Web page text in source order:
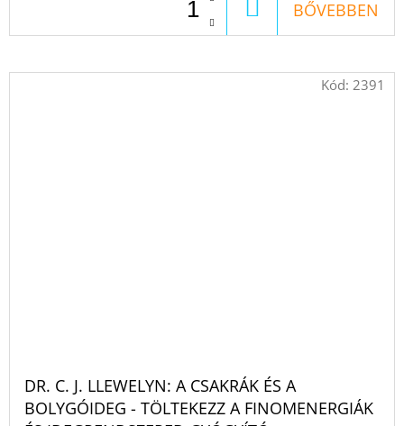
KOSÁRBA
BŐVEBBEN
DR. C. J. LLEWELYN: A CSAKRÁK ÉS A
BOLYGÓIDEG - TÖLTEKEZZ A FINOMENERGIÁK
Kód: 2391